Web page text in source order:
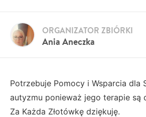
Ania Aneczka
ORGANIZATOR ZBIÓRKI
Potrzebuje Pomocy i Wsparcia dla
autyzmu ponieważ jego terapie są
Za Każda Złotówkę dziękuję.